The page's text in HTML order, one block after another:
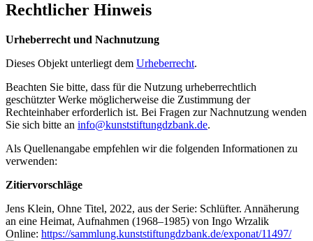
Rechtlicher Hinweis
Urheberrecht und Nachnutzung
Dieses Objekt unterliegt dem Urheberrecht.
Beachten Sie bitte, dass für die Nutzung urheberrechtlich
geschützter Werke möglicherweise die Zustimmung der
Rechteinhaber erforderlich ist. Bei Fragen zur Nachnutzung wenden
Sie sich bitte an info@kunststiftungdzbank.de.
Als Quellenangabe empfehlen wir die folgenden Informationen zu
verwenden:
Zitiervorschläge
Jens Klein, Ohne Titel, 2022, aus der Serie: Schlüfter. Annäherung
an eine Heimat, Aufnahmen (1968–1985) von Ingo Wrzalik
Online: https://sammlung.kunststiftungdzbank.de/exponat/11497/